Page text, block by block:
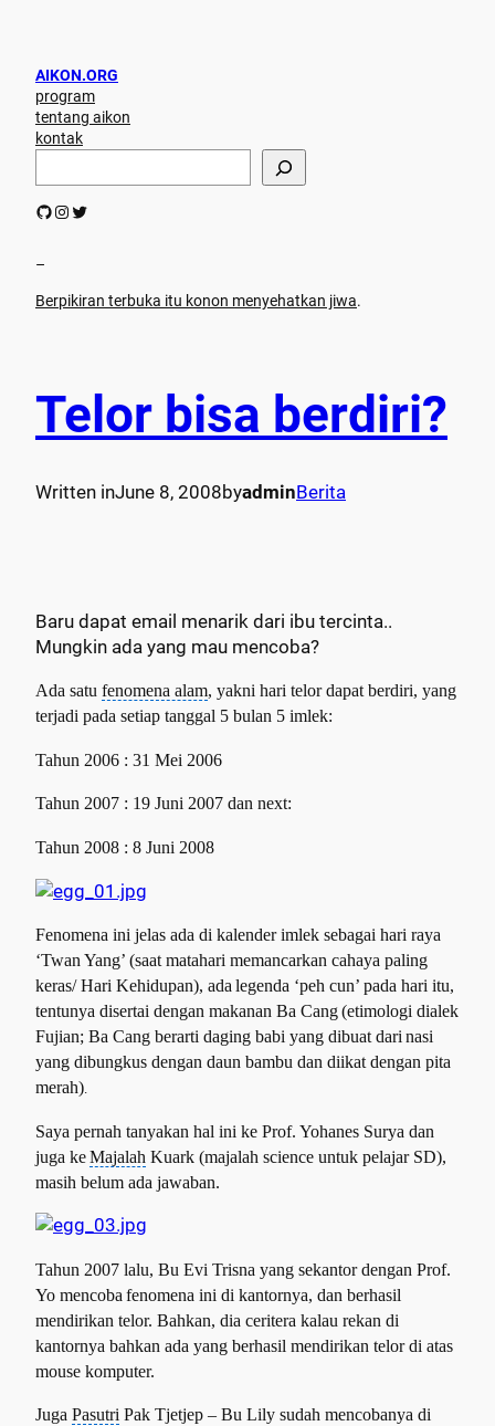
AIKON.ORG
program
tentang aikon
kontak
r
h
GitHub Instagram Twitter
–
Berpikiran terbuka itu konon menyehatkan jiwa.
Telor bisa berdiri?
Written inJune 8, 2008byadmin Berita
Baru dapat email menarik dari ibu tercinta..
Mungkin ada yang mau mencoba?
Ada satu fenomena alam, yakni hari telor dapat berdiri, yang
terjadi pada setiap tanggal 5 bulan 5 imlek:
Tahun 2006 : 31 Mei 2006
Tahun 2007 : 19 Juni 2007 dan next:
Tahun 2008 : 8 Juni 2008
Fenomena ini jelas ada di kalender imlek sebagai hari raya
‘Twan Yang’ (saat matahari memancarkan cahaya paling
keras/ Hari Kehidupan), ada legenda ‘peh cun’ pada hari itu,
tentunya disertai dengan makanan Ba Cang(etimologi dialek
Fujian; Ba Cang berarti daging babi yang dibuat dari nasi
yang dibungkus dengan daun bambu dan diikat dengan pita
merah).
Saya pernah tanyakan hal ini ke Prof. Yohanes Surya dan
juga keMajalah Kuark (majalah science untuk pelajar SD),
masih belum ada jawaban.
Tahun 2007 lalu, Bu Evi Trisna yang sekantor dengan Prof.
Yo mencoba fenomena ini di kantornya, dan berhasil
mendirikan telor. Bahkan, dia ceritera kalau rekan di
kantornya bahkan ada yang berhasil mendirikan telor di atas
mouse komputer.
Juga Pasutri Pak Tjetjep – Bu Lily sudah mencobanya di